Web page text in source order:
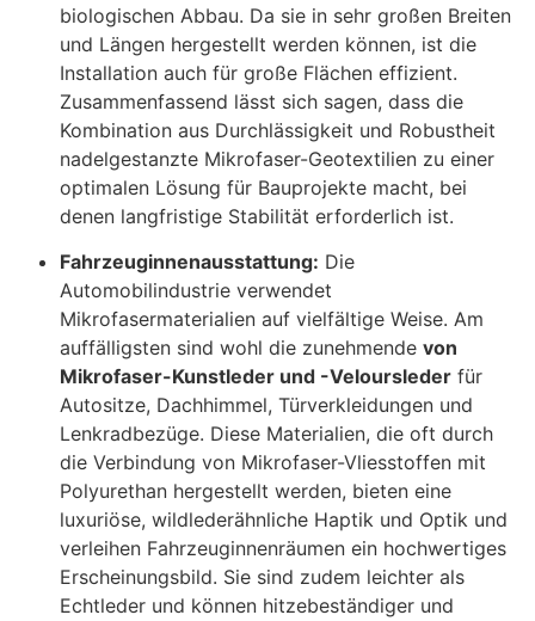
biologischen Abbau. Da sie in sehr großen Breiten
und Längen hergestellt werden können, ist die
Installation auch für große Flächen effizient.
Zusammenfassend lässt sich sagen, dass die
Kombination aus Durchlässigkeit und Robustheit
nadelgestanzte Mikrofaser-Geotextilien zu einer
optimalen Lösung für Bauprojekte macht, bei
denen langfristige Stabilität erforderlich ist.
Fahrzeuginnenausstattung: Die
Automobilindustrie verwendet
Mikrofasermaterialien auf vielfältige Weise. Am
auffälligsten sind wohl die zunehmende von
Mikrofaser-Kunstleder und -Veloursleder für
Autositze, Dachhimmel, Türverkleidungen und
Lenkradbezüge. Diese Materialien, die oft durch
die Verbindung von Mikrofaser-Vliesstoffen mit
Polyurethan hergestellt werden, bieten eine
luxuriöse, wildlederähnliche Haptik und Optik und
verleihen Fahrzeuginnenräumen ein hochwertiges
Erscheinungsbild. Sie sind zudem leichter als
Echtleder und können hitzebeständiger und